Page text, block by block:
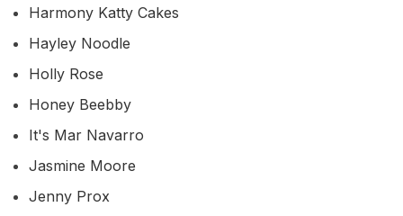
Harmony Katty Cakes
Hayley Noodle
Holly Rose
Honey Beebby
It's Mar Navarro
Jasmine Moore
Jenny Prox